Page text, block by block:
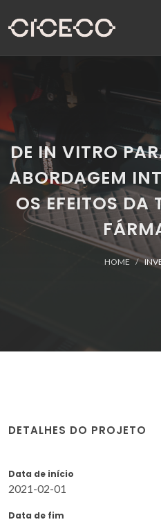
DE IN VITRO
ABORDAGEM
OS EFEITOS DA
HOME
DETALHES DO PROJETO
Data de início
2021-02-01
Data de fim